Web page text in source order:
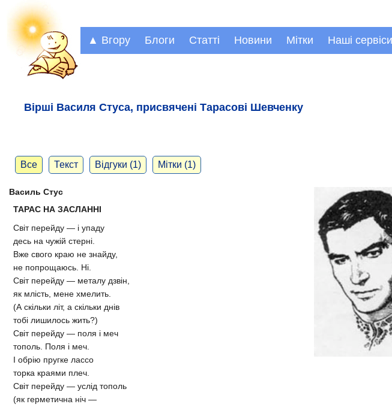
▲ Вгору Блоги Статті Новини Мітки Наші сервіси
Вірші Василя Стуса, присвячені Тарасові Шевченку
Все Текст Відгуки (1) Мітки (1)
Василь Стус
ТАРАС НА ЗАСЛАННІ
Світ перейду — і упаду
десь на чужій стерні.
Вже свого краю не знайду,
не попрощаюсь. Ні.
Світ перейду — металу дзвін,
як млість, мене хмелить.
(А скільки літ, а скільки днів
тобі лишилось жить?)
Світ перейду — поля і меч
тополь. Поля і меч.
І обрію пругке лассо
торка краями плеч.
Світ перейду — услід тополь
(як герметична ніч —